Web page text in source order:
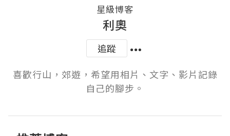
星級博客
利奧
追蹤
喜歡行山，郊遊，希望用相片、文字、影片記錄
自己的腳步。